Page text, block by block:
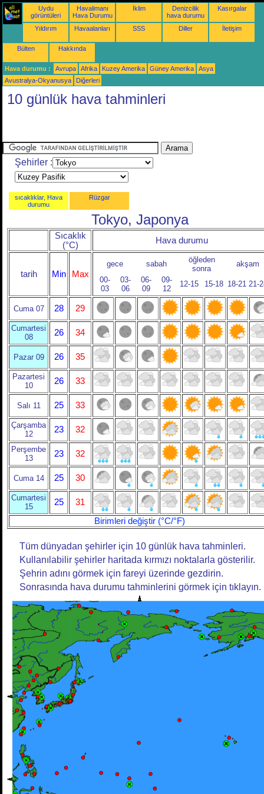
Uydu
görüntüleri
Havalimanı
Hava Durumu
İklim
Denizcilik
hava durumu
Kasırgalar
Yıldırım Havaalanları SSS Diller İletişim
Bülten Hakkında
Hava durumu : Avrupa Afrika Kuzey Amerika Güney Amerika
Asya
Avustralya-Okyanusya
Diğerleri
10 günlük hava tahminleri
Şehirler :
sıcaklıklar, Hava
durumu
Rüzgar
Tokyo, Japonya
Sıcaklık
(°C)
Hava durumu
tarih Min Max
gece sabah
öğleden
sonra
akşam
00-
03
03-
06
06-
09
09-
12
12-15 15-18 18-21 21-
Cuma 07 28 29
Cumartesi
08
26 34
Pazar 09 26 35
Pazartesi
10
26 33
Salı 11 25 33
Çarşamba
12
23 32
Perşembe
13
23 32
Cuma 14 25 30
Cumartesi
15
25
31
Birimleri değiştir (°C/°F)
Tüm dünyadan şehirler için 10 günlük hava tahminleri.
Kullanılabilir şehirler haritada kırmızı noktalarla gösterilir.
Şehrin adını görmek için fareyi üzerinde gezdirin.
Sonrasında hava durumu tahminlerini görmek için tıklayın.